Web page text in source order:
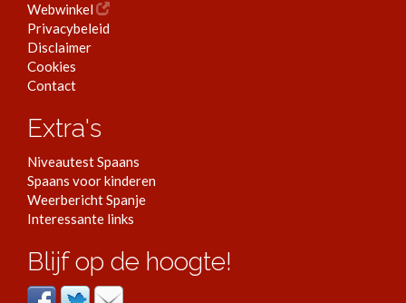
Webwinkel
Privacybeleid
Disclaimer
Cookies
Contact
Extra's
Niveautest Spaans
Spaans voor kinderen
Weerbericht Spanje
Interessante links
Blijf op de hoogte!